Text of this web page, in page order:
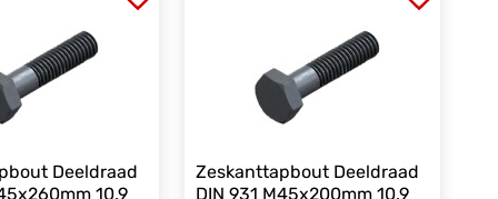
Deeldraad
10.9
Zeskanttapbout Deeldraad
DIN 931 M45x200mm 10.9